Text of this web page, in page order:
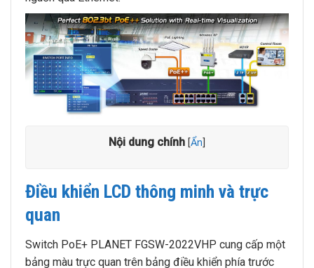
Nội dung chính Ẩn
Điều khiển LCD thông minh và trực
quan
Switch PoE+ PLANET FGSW-2022VHP cung cấp một
bảng màu trực quan trên bảng điều khiển phía trước